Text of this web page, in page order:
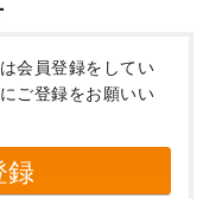
会員登録をしてい
ご登録をお願いい
録